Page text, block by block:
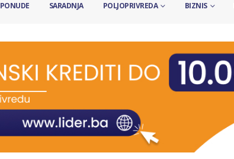
PONUDE SARADNJA POLJOPRIVREDA BIZNIS